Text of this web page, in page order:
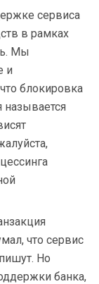
сервиса
в рамках
Мы
и
блокировка
что сервис
Но
банка,